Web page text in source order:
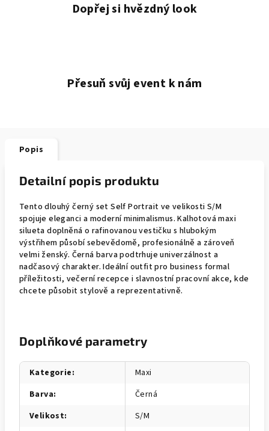
Dopřej si hvězdný look
Přesuň svůj event k nám
Popis
Detailní popis produktu
Tento dlouhý černý set Self Portrait ve velikosti S/M
spojuje eleganci a moderní minimalismus. Kalhotová maxi
silueta doplněná o rafinovanou vestičku s hlubokým
výstřihem působí sebevědomě, profesionálně a zároveň
velmi ženský. Černá barva podtrhuje univerzálnost a
nadčasový charakter. Ideální outfit pro business formal
příležitosti, večerní recepce i slavnostní pracovní akce, kde
chcete působit stylově a reprezentativně.
Doplňkové parametry
Kategorie:
Maxi
Barva:
Černá
Velikost:
S/M